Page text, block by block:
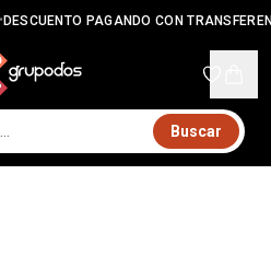
DESCUENTO PAGANDO CON
Buscar